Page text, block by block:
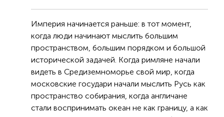
Империя начинается раньше: в тот момент,
когда люди начинают мыслить большим
пространством, большим порядком и большой
исторической задачей. Когда римляне начали
видеть в Средиземноморье свой мир, когда
московские государи начали мыслить Русь как
пространство собирания, когда англичане
стали воспринимать океан не как границу, а как